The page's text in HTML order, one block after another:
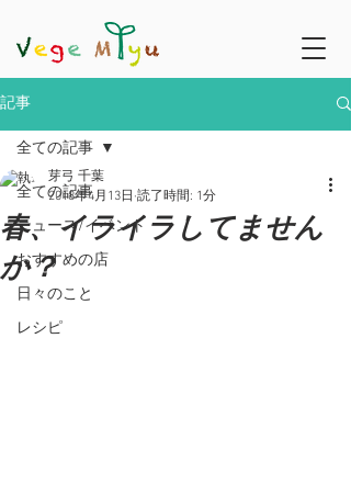
記事
全ての記事
ニュース/イベント
おすすめの店
日々のこと
レシピ
全ての記事
春、イライラしてません
か？
芽弓 千葉
2018年4月13日 読了時間: 1分